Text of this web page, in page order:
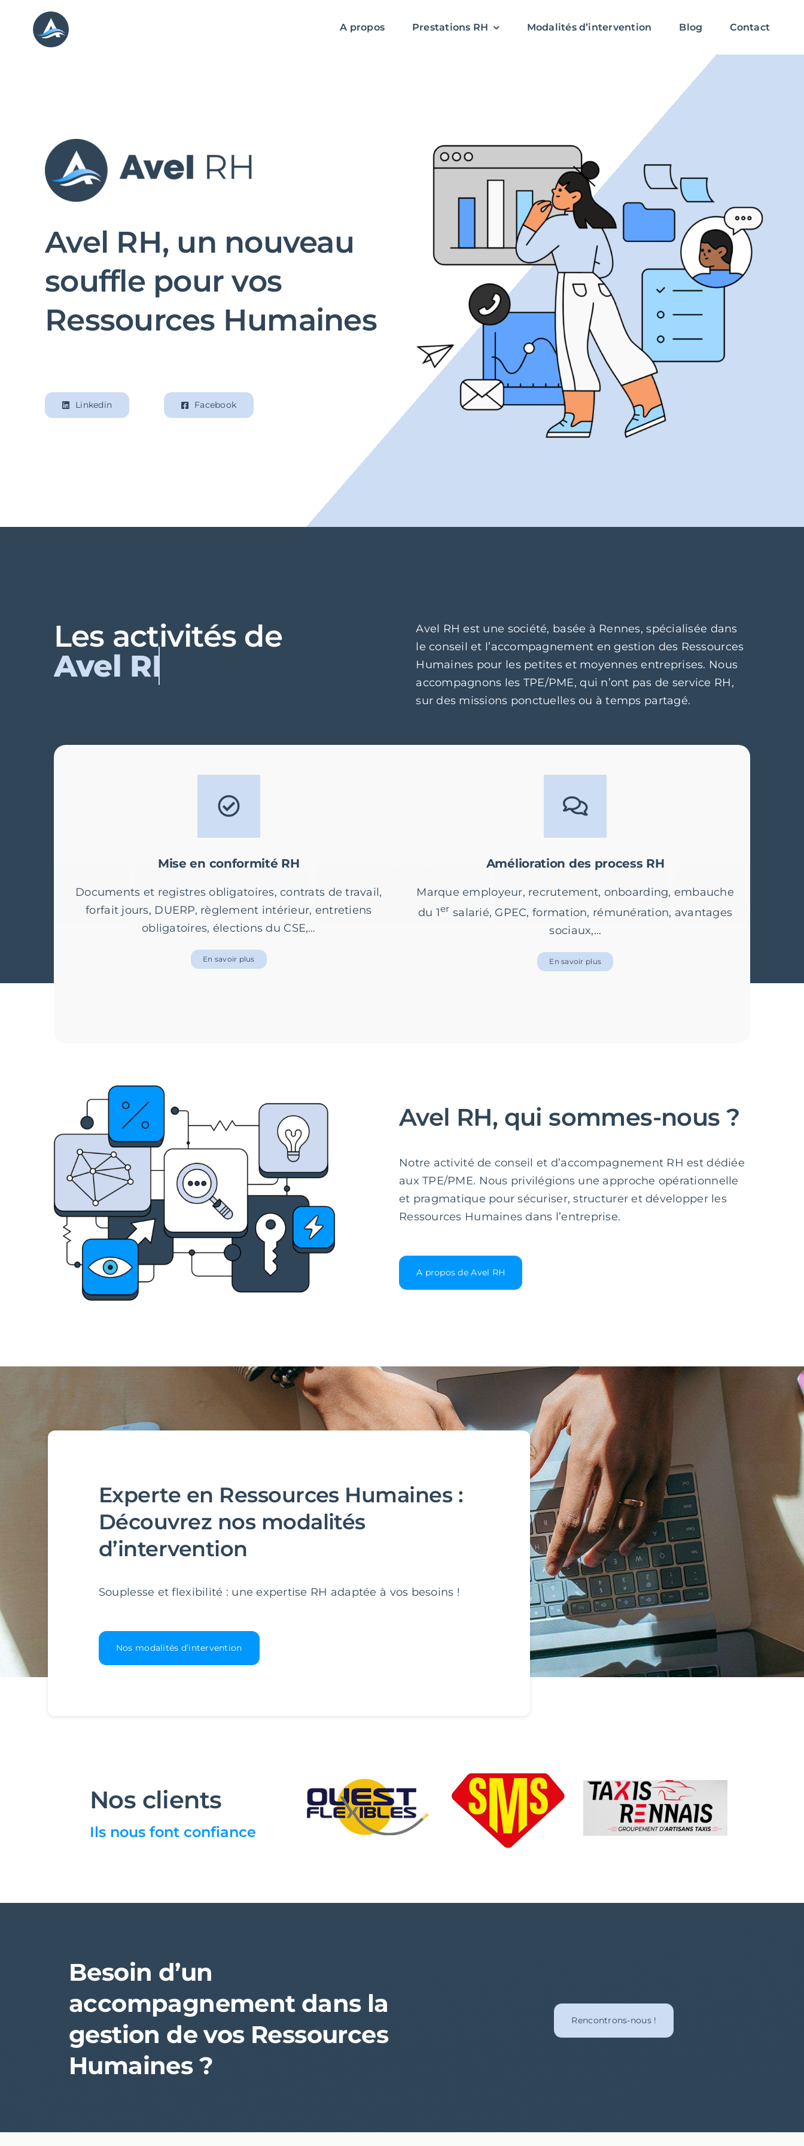
contenu
A propos Prestations RH Modalités d’intervention Blog Contact
Avel RH, un nouveau
souffle pour vos
Ressources Humaines
Linkedin Facebook
Les activités de
Avel RH est une société, basée à Rennes, spécialisée dans
le conseil et l’accompagnement en gestion des Ressources
Humaines pour les petites et moyennes entreprises. Nous
accompagnons les TPE/PME, qui n’ont pas de service RH,
sur des missions ponctuelles ou à temps partagé.
Mise en conformité RH
Documents et registres obligatoires, contrats de travail,
forfait jours, DUERP, règlement intérieur, entretiens
obligatoires, élections du CSE,…
En savoir plus
Amélioration des process RH
Marque employeur, recrutement, onboarding, embauche
du 1er salarié, GPEC, formation, rémunération, avantages
sociaux,…
En savoir plus
Avel RH, qui sommes-nous ?
Notre activité de conseil et d’accompagnement RH est dédiée
aux TPE/PME. Nous privilégions une approche opérationnelle
et pragmatique pour sécuriser, structurer et développer les
Ressources Humaines dans l’entreprise.
A propos de Avel RH
Experte en Ressources Humaines :
Découvrez nos modalités
d’intervention
Souplesse et flexibilité : une expertise RH adaptée à vos besoins !
Nos modalités d’intervention
Nos clients
Ils nous font confiance
Besoin d’un
accompagnement dans la
gestion de vos Ressources
Humaines ?
Rencontrons-nous !